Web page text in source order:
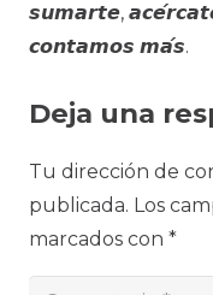
𝙨𝙪𝙢𝙖𝙧𝙩𝙚,
𝙘𝙤𝙣𝙩𝙖𝙢𝙤𝙨 𝙢𝙖́𝙨.
Deja una
Tu dirección de
publicada. Los
marcados con *